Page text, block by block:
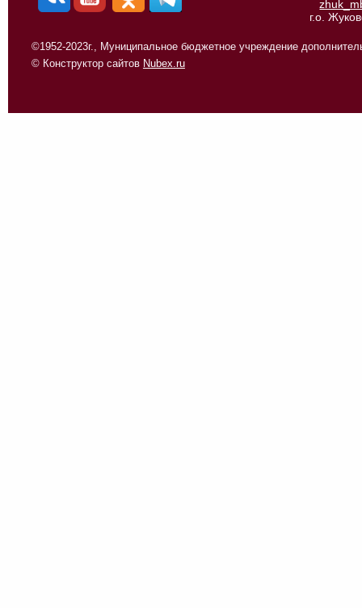
г.о.
©1952-2023г., Муниципальное бюджетное учреждение
© Конструктор сайтов Nubex.ru